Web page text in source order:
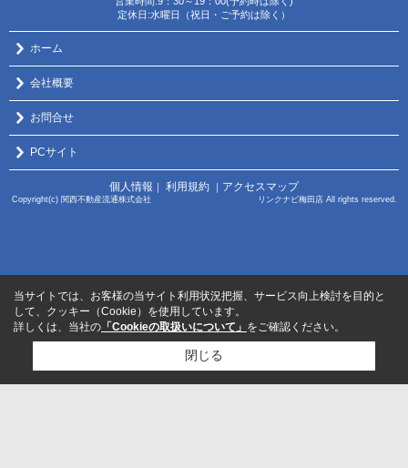
定休日:水曜日（祝日・ご予約は除く）
ホーム
会社概要
お問合せ
PCサイト
個人情報 利用規約 アクセスマップ
Copyright(c) 関西不動産流通株式会社 リンクナビ梅田店 All rights reserved.
当サイトでは、お客様の当サイト利用状況把握、サービス向上検討を目的と
して、クッキー（Cookie）を使用しています。
詳しくは、当社の 「Cookieの取扱いについて」 をご確認ください。
閉じる